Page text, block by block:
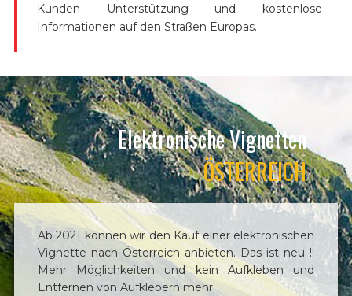
Kunden Unterstützung und kostenlose
Informationen auf den Straßen Europas.
Elektronische Vignetten
ÖSTERREICH
Ab 2021 können wir den Kauf einer elektronischen
Vignette nach Österreich anbieten. Das ist neu !!
Mehr Möglichkeiten und kein Aufkleben und
Entfernen von Aufklebern mehr.